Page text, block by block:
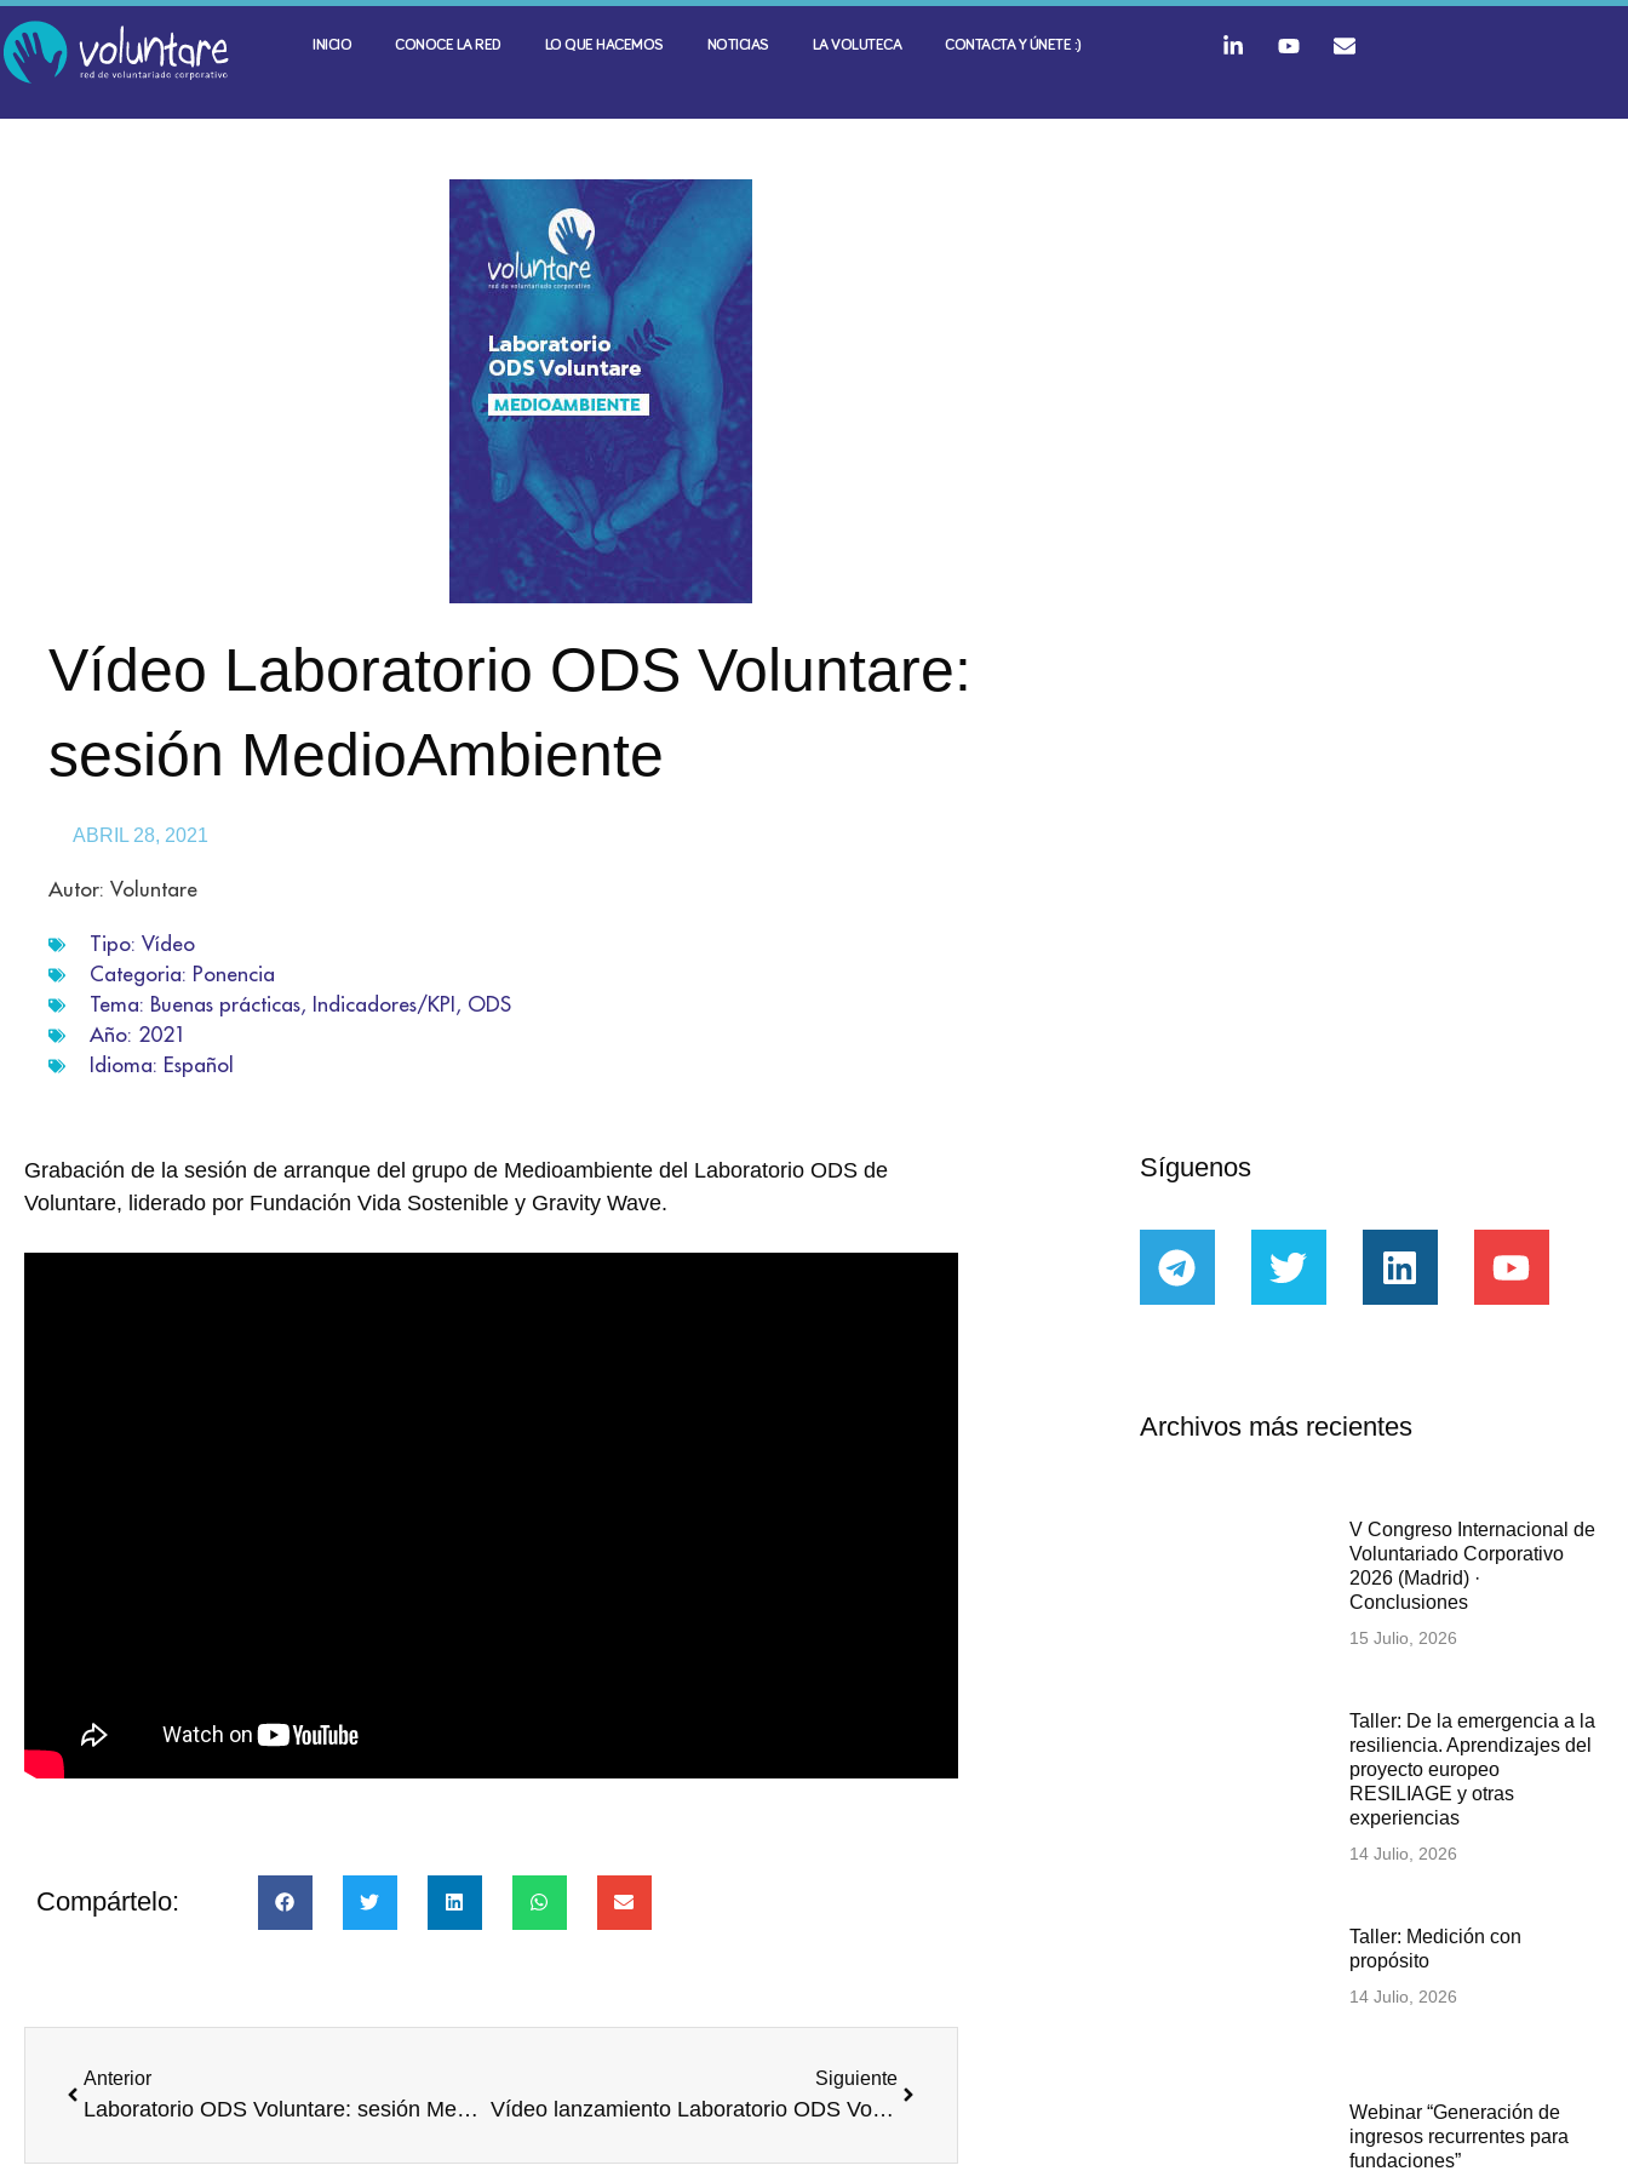
INICIO CONOCE LA RED LO QUE HACEMOS NOTICIAS LA VOLUTECA CONTACTA Y ÚNETE :)
Vídeo Laboratorio ODS Voluntare:
sesión MedioAmbiente
ABRIL 28, 2021
Autor: Voluntare
Tipo: Vídeo
Categoria: Ponencia
Tema: Buenas prácticas, Indicadores/KPI, ODS
Año: 2021
Idioma: Español
Grabación de la sesión de arranque del grupo de Medioambiente del Laboratorio ODS de
Voluntare, liderado por Fundación Vida Sostenible y Gravity Wave.
Compártelo:
Anterior
Laboratorio ODS Voluntare: sesión Medioambiente (presentación)
Siguiente
Vídeo lanzamiento Laboratorio ODS Voluntare
Síguenos
Archivos más recientes
V Congreso Internacional de
Voluntariado Corporativo
2026 (Madrid) ·
Conclusiones
15 Julio, 2026
Taller: De la emergencia a la
resiliencia. Aprendizajes del
proyecto europeo
RESILIAGE y otras
experiencias
14 Julio, 2026
Taller: Medición con
propósito
14 Julio, 2026
Webinar “Generación de
ingresos recurrentes para
fundaciones”